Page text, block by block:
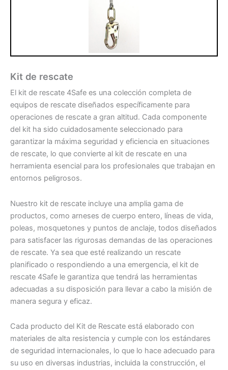
Kit de rescate
El kit de rescate 4Safe es una colección completa de
equipos de rescate diseñados específicamente para
operaciones de rescate a gran altitud. Cada componente
del kit ha sido cuidadosamente seleccionado para
garantizar la máxima seguridad y eficiencia en situaciones
de rescate, lo que convierte al kit de rescate en una
herramienta esencial para los profesionales que trabajan en
entornos peligrosos.
Nuestro kit de rescate incluye una amplia gama de
productos, como arneses de cuerpo entero, líneas de vida,
poleas, mosquetones y puntos de anclaje, todos diseñados
para satisfacer las rigurosas demandas de las operaciones
de rescate. Ya sea que esté realizando un rescate
planificado o respondiendo a una emergencia, el kit de
rescate 4Safe le garantiza que tendrá las herramientas
adecuadas a su disposición para llevar a cabo la misión de
manera segura y eficaz.
Cada producto del Kit de Rescate está elaborado con
materiales de alta resistencia y cumple con los estándares
de seguridad internacionales, lo que lo hace adecuado para
su uso en diversas industrias, incluida la construcción, el